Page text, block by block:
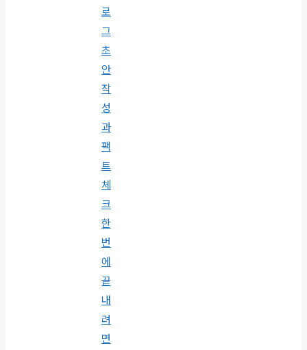
로
그
초
안
작
성
과
팩
트
체
크
한
번
에
끝
내
려
면